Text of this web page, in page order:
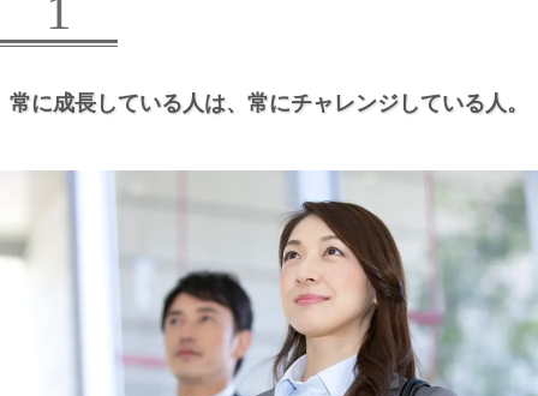
1
常に成長している人は、 常にチャレンジしている人。